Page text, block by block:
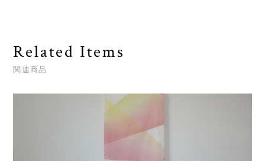
Related Items
関連商品